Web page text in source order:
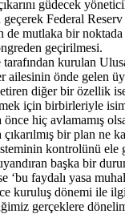
güdecek
Federal
mutlaka bir
geçirilmesi.
kurulan
önde gelen
diğer bir özellik
için birbirleriyle
önce hiç avlamamış
bir plan
kontrolünü
başka bir
faydalı yasa
dönemi ile
gerçeklere